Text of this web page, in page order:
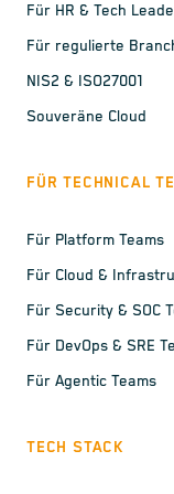
Für HR & Tech
Für regulierte
NIS2 & ISO27001
Souveräne Cloud
FÜR TECHNICAL
Für Platform Teams
Für Cloud &
Für Security & SOC
Für DevOps & SRE
Für Agentic Teams
TECH STACK